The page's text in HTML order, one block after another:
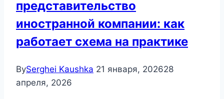
представительство
иностранной компании: как
работает схема на практике
BySerghei Kaushka 21 января, 202628
апреля, 2026